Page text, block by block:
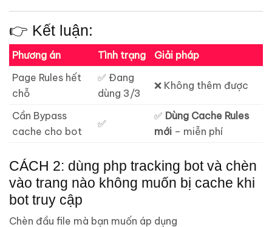
👉 Kết luận:
Phương án Tình trạng
Giải pháp
Page Rules hết
chỗ
✅ Đang
dùng 3/3
❌ Không thêm được
Cần Bypass
cache cho bot
✅
✅ Dùng Cache Rules
mới – miễn phí
CÁCH 2: dùng php tracking bot và chèn
vào trang nào không muốn bị cache khi
bot truy cập
Chèn đầu file mà bạn muốn áp dụng